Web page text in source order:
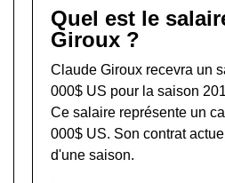
Quel est le
Giroux ?
Claude Giroux recevra un
000$ US pour la saison
Ce salaire représente un
000$ US. Son contrat
d'une saison.